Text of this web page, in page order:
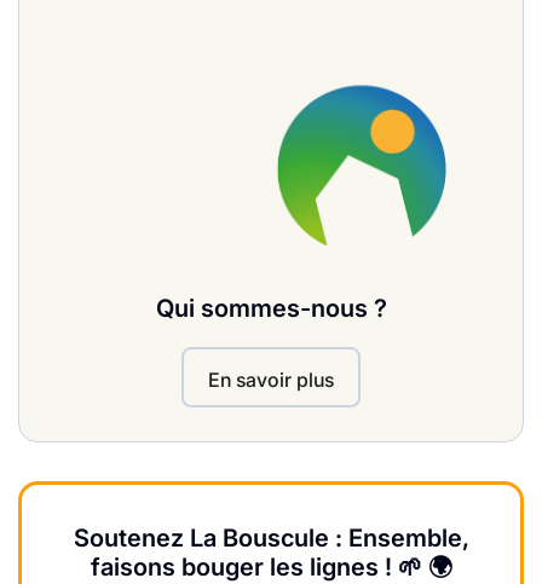
Qui sommes-nous ?
En savoir plus
Soutenez La Bouscule : Ensemble,
faisons bouger les lignes ! 🌱 🌍